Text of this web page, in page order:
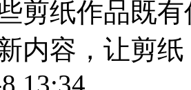
剪纸作品既
内容，让剪纸
13:34